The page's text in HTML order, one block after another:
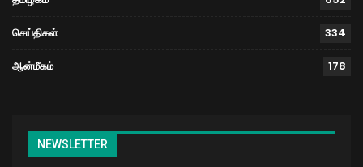
செய்திகள் 334
ஆன்மீகம் 178
NEWSLETTER